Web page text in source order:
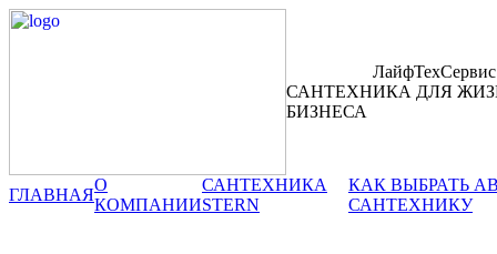
ЛайфТехСервис
САНТЕХНИКА ДЛЯ
БИЗНЕСА
ГЛАВНАЯ
О
КОМПАНИИ
САНТЕХНИКА
STERN
КАК ВЫБРАТЬ
САНТЕХНИКУ